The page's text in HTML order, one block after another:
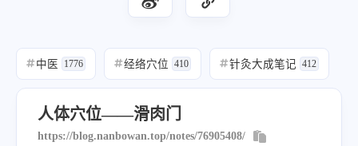
#中医 1776 #经络穴位 410 #针灸大成笔记 412
人体穴位——滑肉门
https://blog.nanbowan.top/notes/76905408/